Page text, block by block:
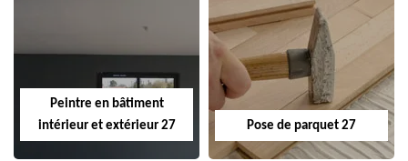
Peintre en bâtiment
intérieur et extérieur 27
Pose de parquet 27